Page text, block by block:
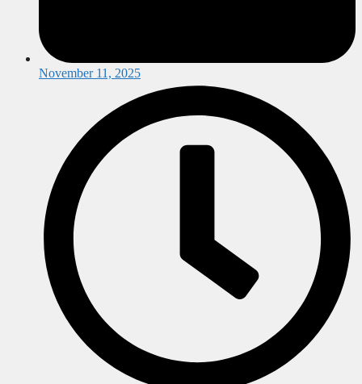
November 11, 2025